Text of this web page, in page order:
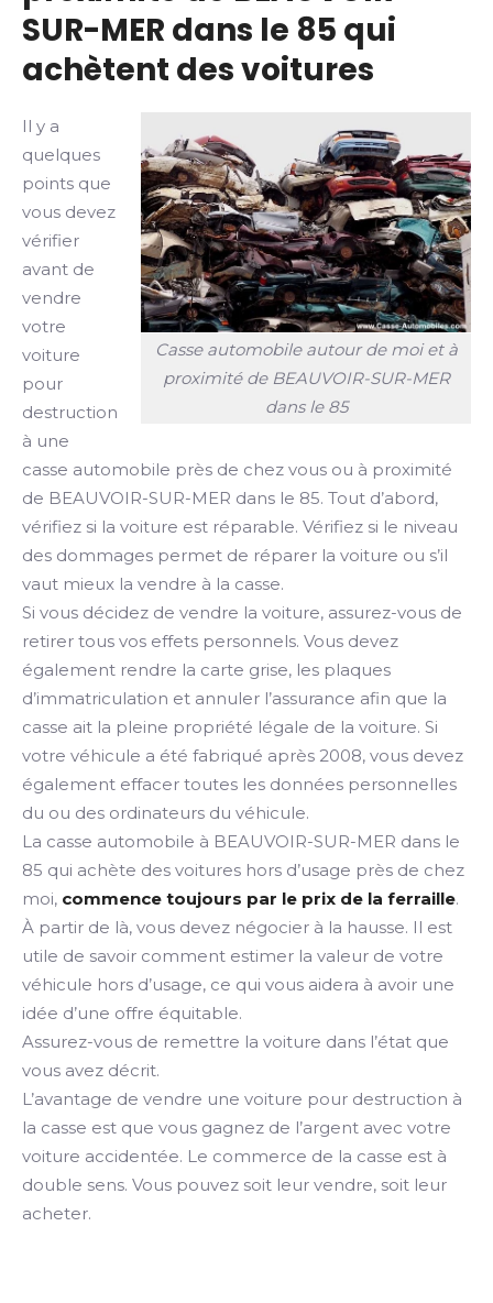
SUR-MER dans le 85 qui
achètent des voitures
Casse automobile autour de moi et à
proximité de BEAUVOIR-SUR-MER
dans le 85
Il y a
quelques
points que
vous devez
vérifier
avant de
vendre
votre
voiture
pour
destruction
à une
casse automobile près de chez vous ou à proximité
de BEAUVOIR-SUR-MER dans le 85. Tout d’abord,
vérifiez si la voiture est réparable. Vérifiez si le niveau
des dommages permet de réparer la voiture ou s’il
vaut mieux la vendre à la casse.
Si vous décidez de vendre la voiture, assurez-vous de
retirer tous vos effets personnels. Vous devez
également rendre la carte grise, les plaques
d’immatriculation et annuler l’assurance afin que la
casse ait la pleine propriété légale de la voiture. Si
votre véhicule a été fabriqué après 2008, vous devez
également effacer toutes les données personnelles
du ou des ordinateurs du véhicule.
La casse automobile à BEAUVOIR-SUR-MER dans le
85 qui achète des voitures hors d’usage près de chez
moi, commence toujours par le prix de la ferraille.
À partir de là, vous devez négocier à la hausse. Il est
utile de savoir comment estimer la valeur de votre
véhicule hors d’usage, ce qui vous aidera à avoir une
idée d’une offre équitable.
Assurez-vous de remettre la voiture dans l’état que
vous avez décrit.
L’avantage de vendre une voiture pour destruction à
la casse est que vous gagnez de l’argent avec votre
voiture accidentée. Le commerce de la casse est à
double sens. Vous pouvez soit leur vendre, soit leur
acheter.